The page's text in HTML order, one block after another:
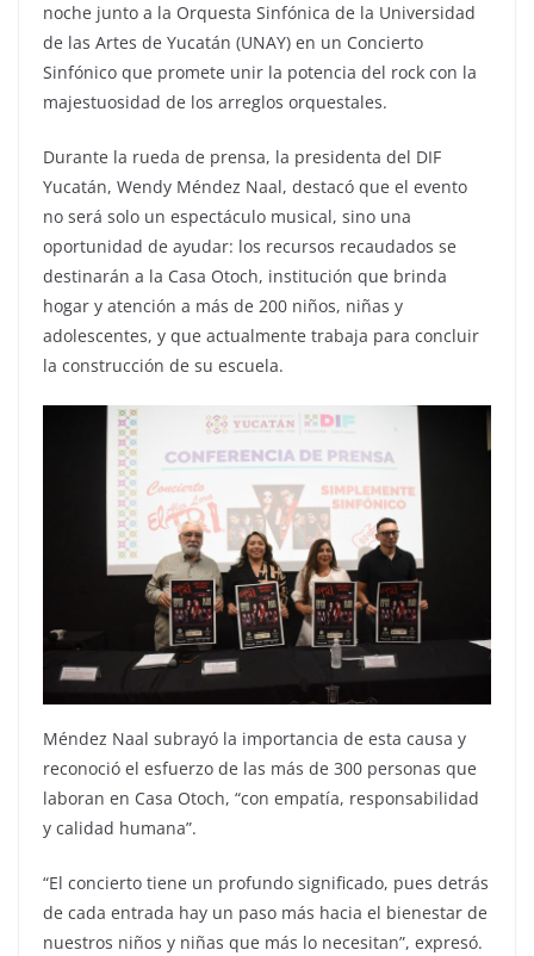
noche junto a la Orquesta Sinfónica de la Universidad
de las Artes de Yucatán (UNAY) en un Concierto
Sinfónico que promete unir la potencia del rock con la
majestuosidad de los arreglos orquestales.
Durante la rueda de prensa, la presidenta del DIF
Yucatán, Wendy Méndez Naal, destacó que el evento
no será solo un espectáculo musical, sino una
oportunidad de ayudar: los recursos recaudados se
destinarán a la Casa Otoch, institución que brinda
hogar y atención a más de 200 niños, niñas y
adolescentes, y que actualmente trabaja para concluir
la construcción de su escuela.
Méndez Naal subrayó la importancia de esta causa y
reconoció el esfuerzo de las más de 300 personas que
laboran en Casa Otoch, “con empatía, responsabilidad
y calidad humana”.
“El concierto tiene un profundo significado, pues detrás
de cada entrada hay un paso más hacia el bienestar de
nuestros niños y niñas que más lo necesitan”, expresó.